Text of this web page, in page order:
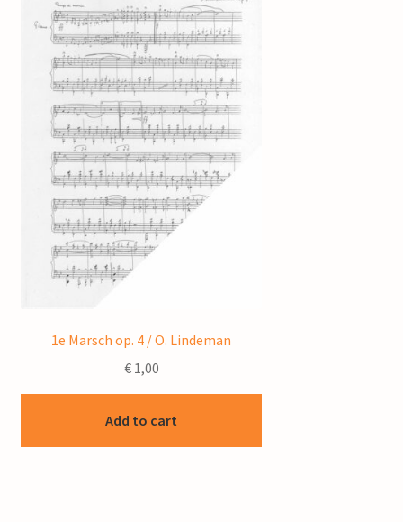
1e Marsch op. 4 / O. Lindeman
€1,00
Add to cart